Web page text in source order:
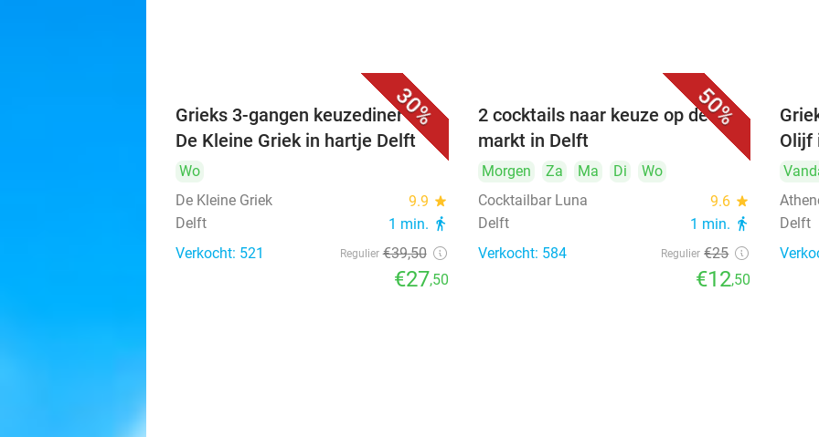
30%
Grieks 3-gangen keuzediner bij
De Kleine Griek in hartje Delft
Wo
De Kleine Griek
9.9 star
Delft 1 min. directions_walk
Verkocht: 521 Regulier €39,50
€27,50
50%
2 cocktails naar keuze op de
markt in Delft
Morgen Za Ma Di
Wo
Cocktailbar Luna
9.6 star
Delft 1 min. directions_walk
Verkocht: 584 Regulier €25
€12,50
Olijf
Delft